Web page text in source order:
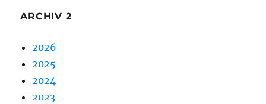
ARCHIV 2
2026
2025
2024
2023